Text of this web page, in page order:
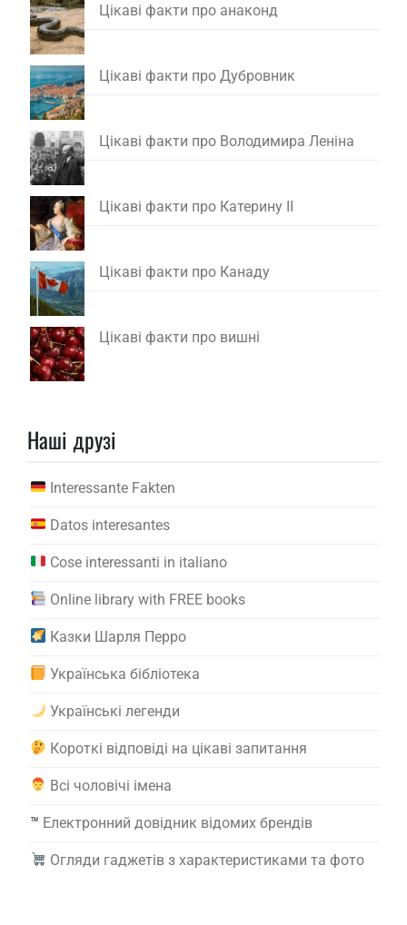
Цікаві факти про анаконд
Цікаві факти про Дубровник
Цікаві факти про Володимира Леніна
Цікаві факти про Катерину II
Цікаві факти про Канаду
Цікаві факти про вишні
Наші друзі
Interessante Fakten
Datos interesantes
Cose interessanti in italiano
Online library with FREE books
Казки Шарля Перро
Українська бібліотека
Українські легенди
Короткі відповіді на цікаві запитання
Всі чоловічі імена
™️ Електронний довідник відомих брендів
Огляди гаджетів з характеристиками та фото